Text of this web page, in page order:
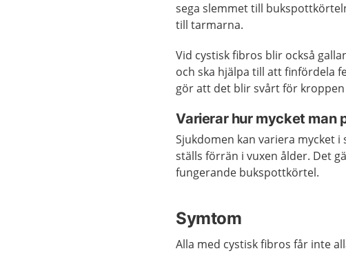
sega slemmet till
till tarmarna.
Vid cystisk fibros blir också
och ska hjälpa till att finfördela
gör att det blir svårt för
Varierar hur mycket man
Sjukdomen kan variera mycket
ställs förrän i vuxen ålder. Det
fungerande bukspottkörtel.
Symtom
Alla med cystisk fibros får inte